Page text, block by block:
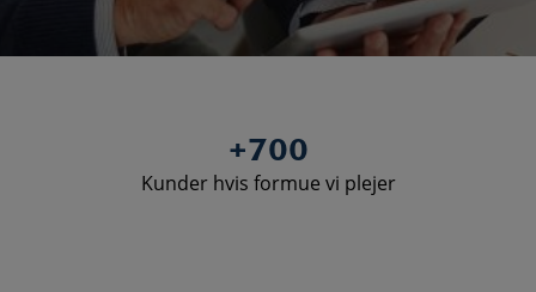
+700
Kunder hvis formue vi plejer